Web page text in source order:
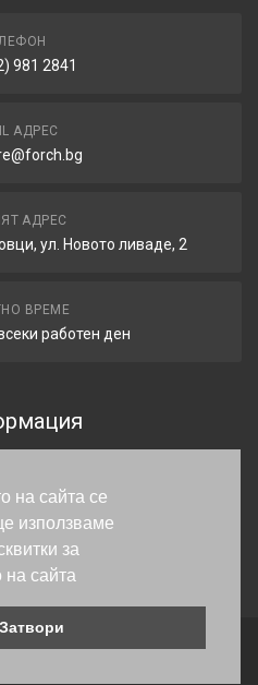
на сайта се
използваме
за
на сайта
Затвори
981 2841
АДРЕС
АДРЕС
ул. Новото ливаде, 2
ВРЕМЕ
работен ден
и връщане